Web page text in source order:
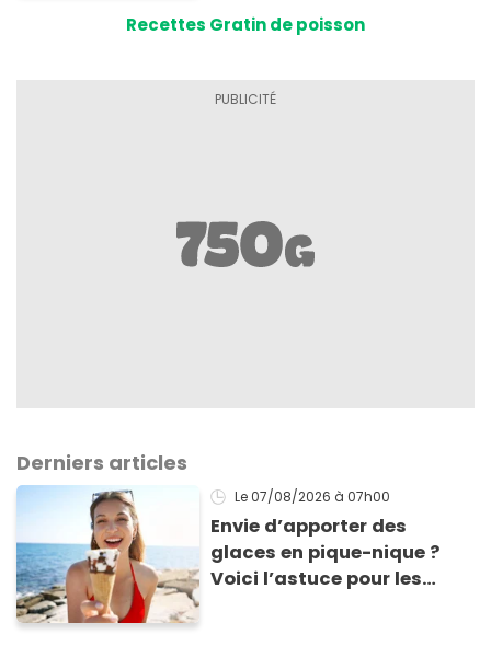
Recettes Gratin de poisson
Derniers articles
Le 07/08/2026 à 07h00
Envie d’apporter des
glaces en pique-nique ?
Voici l’astuce pour les